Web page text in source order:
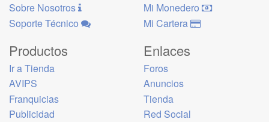
Sobre Nosotros
Soporte Técnico
Mi Monedero
Mi Cartera
Productos
Ir a Tienda
AVIPS
Franquicias
Publicidad
Enlaces
Foros
Anuncios
Tienda
Red Social